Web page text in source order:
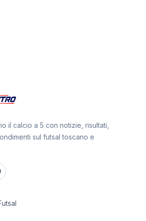
il calcio a 5 con notizie, risultati,
sul futsal toscano e